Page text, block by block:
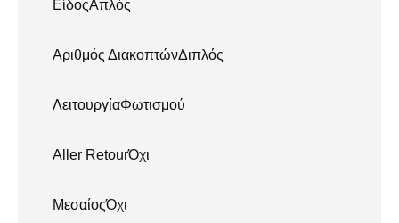
ΕίδοςΑπλός
Αριθμός ΔιακοπτώνΔιπλός
ΛειτουργίαΦωτισμού
Aller RetourΌχι
ΜεσαίοςΌχι